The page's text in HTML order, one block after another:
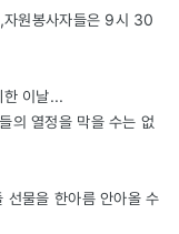
자원봉사자들은 9시 30
한 이날...
의 열정을 막을 수는 없
선물을 한아름 안아올 수